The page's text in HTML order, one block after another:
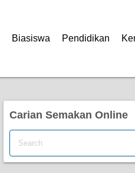
Biasiswa Pendidikan
Carian Semakan Online